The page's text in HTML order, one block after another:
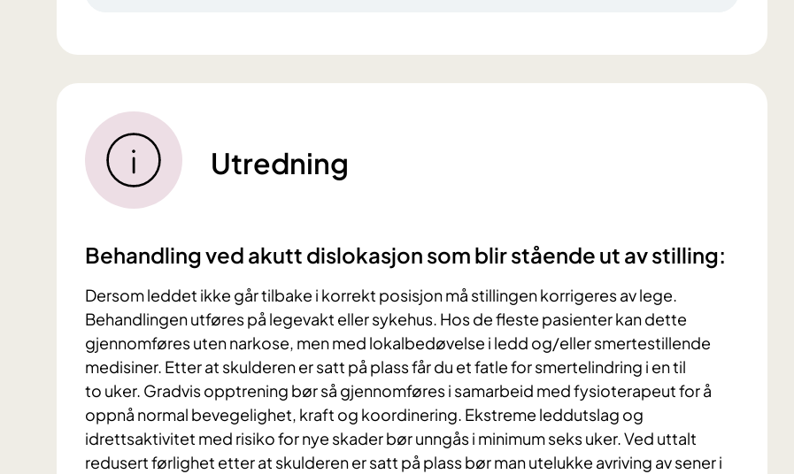
Utredning
Behandling ved akutt dislokasjon som blir stående ut av stilling:
Dersom leddet ikke går tilbake i korrekt posisjon må stillingen korrigeres av lege.
Behandlingen utføres på legevakt eller sykehus. Hos de fleste pasienter kan dette
gjennomføres uten narkose, men med lokalbedøvelse i ledd og/eller smertestillende
medisiner. Etter at skulderen er satt på plass får du et fatle for smertelindring i en til
to uker. Gradvis opptrening bør så gjennomføres i samarbeid med fysioterapeut for å
oppnå normal bevegelighet, kraft og koordinering. Ekstreme leddutslag og
idrettsaktivitet med risiko for nye skader bør unngås i minimum seks uker. Ved uttalt
redusert førlighet etter at skulderen er satt på plass bør man utelukke avriving av sener i